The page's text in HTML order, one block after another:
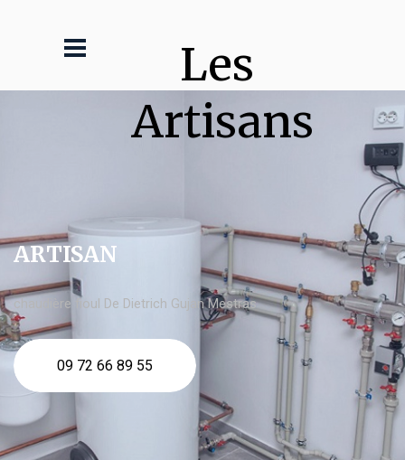
Les
Artisans
ARTISAN
chaudière fioul De Dietrich Gujan Mestras
09 72 66 89 55